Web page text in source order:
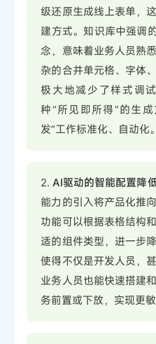
级还原生成线上表单，
建方式。知识库中强调
念，意味着业务人员熟
杂的合并单元格、字体
极大地减少了样式调
种“所见即所得”的生
发”工作标准化、自动化。
2.AI驱动的智能配置降
能力的引入将产品化推
功能可以根据表格结构
适的组件类型，进一步
使得不仅是开发人员，
业务人员也能快速搭建
务前置或下放，实现更